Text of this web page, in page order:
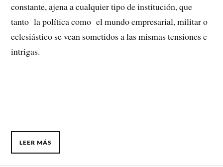
constante, ajena a cualquier tipo de institución, que
tanto la política como el mundo empresarial, militar o
eclesiástico se vean sometidos a las mismas tensiones e
intrigas.
LEER MÁS